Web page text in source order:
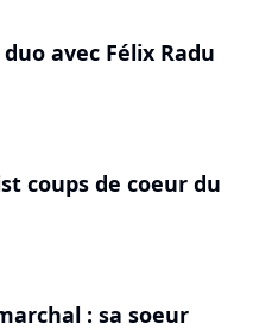
avec Félix Radu
coups de coeur du
: sa soeur